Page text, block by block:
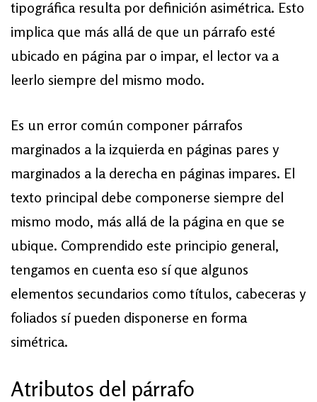
tipográfica resulta por definición asimétrica. Esto
implica que más allá de que un párrafo esté
ubicado en página par o impar, el lector va a
leerlo siempre del mismo modo.
Es un error común componer párrafos
marginados a la izquierda en páginas pares y
marginados a la derecha en páginas impares. El
texto principal debe componerse siempre del
mismo modo, más allá de la página en que se
ubique. Comprendido este principio general,
tengamos en cuenta eso sí que algunos
elementos secundarios como títulos, cabeceras y
foliados sí pueden disponerse en forma
simétrica.
Atributos del párrafo